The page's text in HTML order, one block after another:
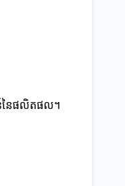
ន៍នៃផលិតផល។